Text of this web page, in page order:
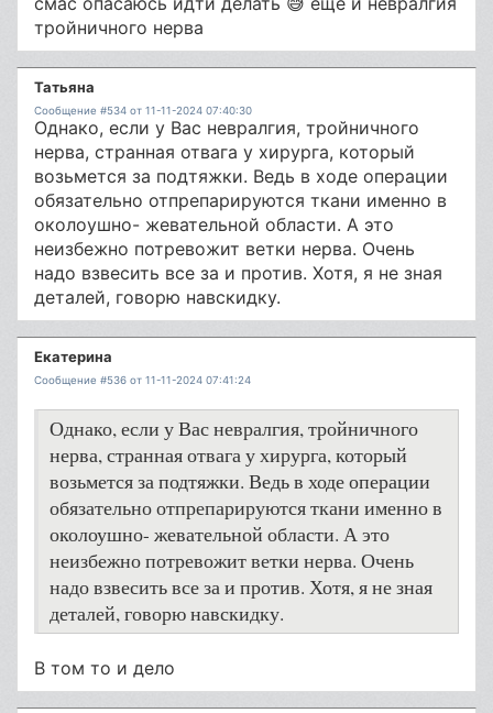
тройничного нерва
Татьяна
Сообщение #534 от 11-11-2024 07:40:30
Однако, если у Вас невралгия, тройничного
нерва, странная отвага у хирурга, который
возьмется за подтяжки. Ведь в ходе операции
обязательно отпрепарируются ткани именно в
околоушно- жевательной области. А это
неизбежно потревожит ветки нерва. Очень
надо взвесить все за и против. Хотя, я не зная
деталей, говорю навскидку.
Екатерина
Сообщение #536 от 11-11-2024 07:41:24
Однако, если у Вас невралгия, тройничного
нерва, странная отвага у хирурга, который
возьмется за подтяжки. Ведь в ходе операции
обязательно отпрепарируются ткани именно в
околоушно- жевательной области. А это
неизбежно потревожит ветки нерва. Очень
надо взвесить все за и против. Хотя, я не зная
деталей, говорю навскидку.
В том то и дело